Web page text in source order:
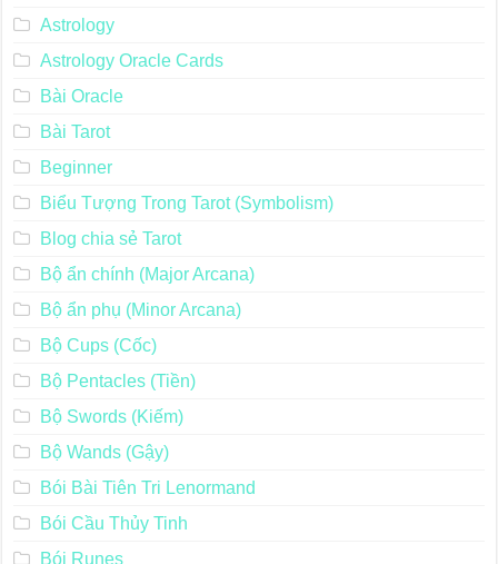
Astrology
Astrology Oracle Cards
Bài Oracle
Bài Tarot
Beginner
Biểu Tượng Trong Tarot (Symbolism)
Blog chia sẻ Tarot
Bộ ẩn chính (Major Arcana)
Bộ ẩn phụ (Minor Arcana)
Bộ Cups (Cốc)
Bộ Pentacles (Tiền)
Bộ Swords (Kiếm)
Bộ Wands (Gậy)
Bói Bài Tiên Tri Lenormand
Bói Cầu Thủy Tinh
Bói Runes